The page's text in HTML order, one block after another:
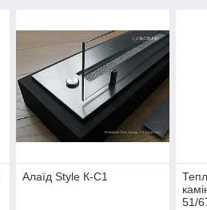
Алаїд Style К-С1
51/